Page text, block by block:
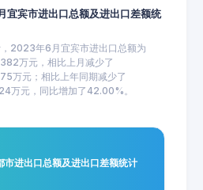
宜宾市进出口总额及进出口差额统
2023年6月宜宾市进出口总额为
万元，相比上月减少了
万元；相比上年同期减少了
万元，同比增加了42.00%。
进出口总额及进出口差额统计